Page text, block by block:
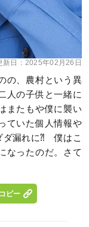
日： 2025年02月26日
の、農村という異
人の子供と一緒に
またもや僕に襲い
ていた個人情報や
ダ漏れに⁈ 僕はこ
なったのだ。さて
ピー